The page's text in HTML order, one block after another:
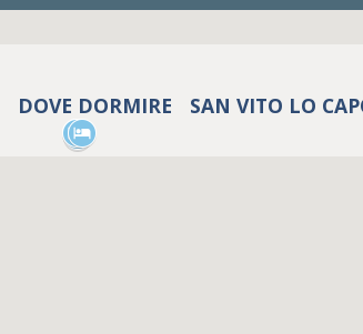
DOVE DORMIRE SAN VITO LO